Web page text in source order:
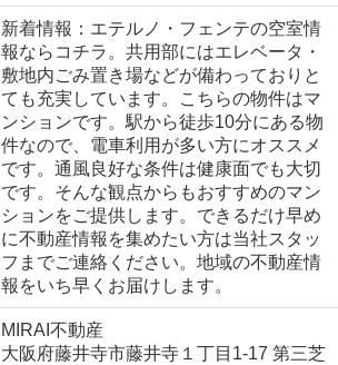
新着情報：エテルノ・フェンテの空室情
報ならコチラ。共用部にはエレベータ・
敷地内ごみ置き場などが備わっておりと
ても充実しています。こちらの物件はマ
ンションです。駅から徒歩10分にある物
件なので、電車利用が多い方にオススメ
です。通風良好な条件は健康面でも大切
です。そんな観点からもおすすめのマン
ションをご提供します。できるだけ早め
に不動産情報を集めたい方は当社スタッ
フまでご連絡ください。地域の不動産情
報をいち早くお届けします。
MIRAI不動産
大阪府藤井寺市藤井寺１丁目1-17 第三芝